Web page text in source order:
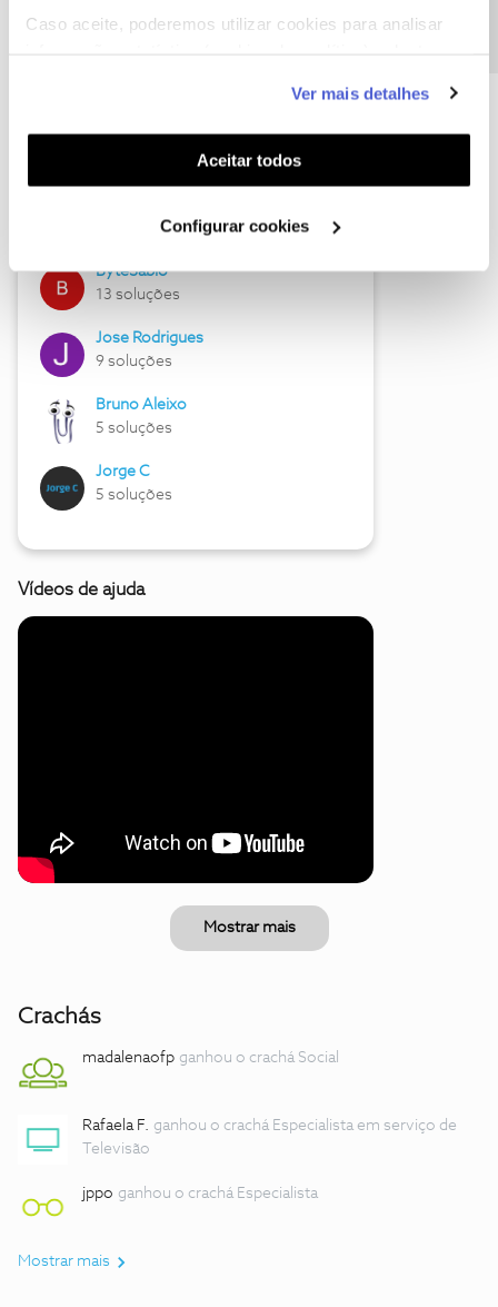
Caso aceite, poderemos utilizar cookies para analisar
funcionalidades (cookies de personalização e
funcionalidade) e adaptar anúncios aos seus interesses
(cookies de publicidade personalizada). Pode gerir a
utilização dos cookies clicando em "Configurar
Ver mais detalhes
Aceitar todos
Configurar cookies
Hall of Fame de julho
17 soluções
ByteSábio
13 soluções
Jose Rodrigues
9 soluções
Bruno Aleixo
5 soluções
Jorge C
5 soluções
Vídeos de ajuda
Mostrar mais
Crachás
madalenaofp ganhou o crachá Social
Rafaela F. ganhou o crachá Especialista em serviço de
Televisão
jppo ganhou o crachá Especialista
Mostrar mais